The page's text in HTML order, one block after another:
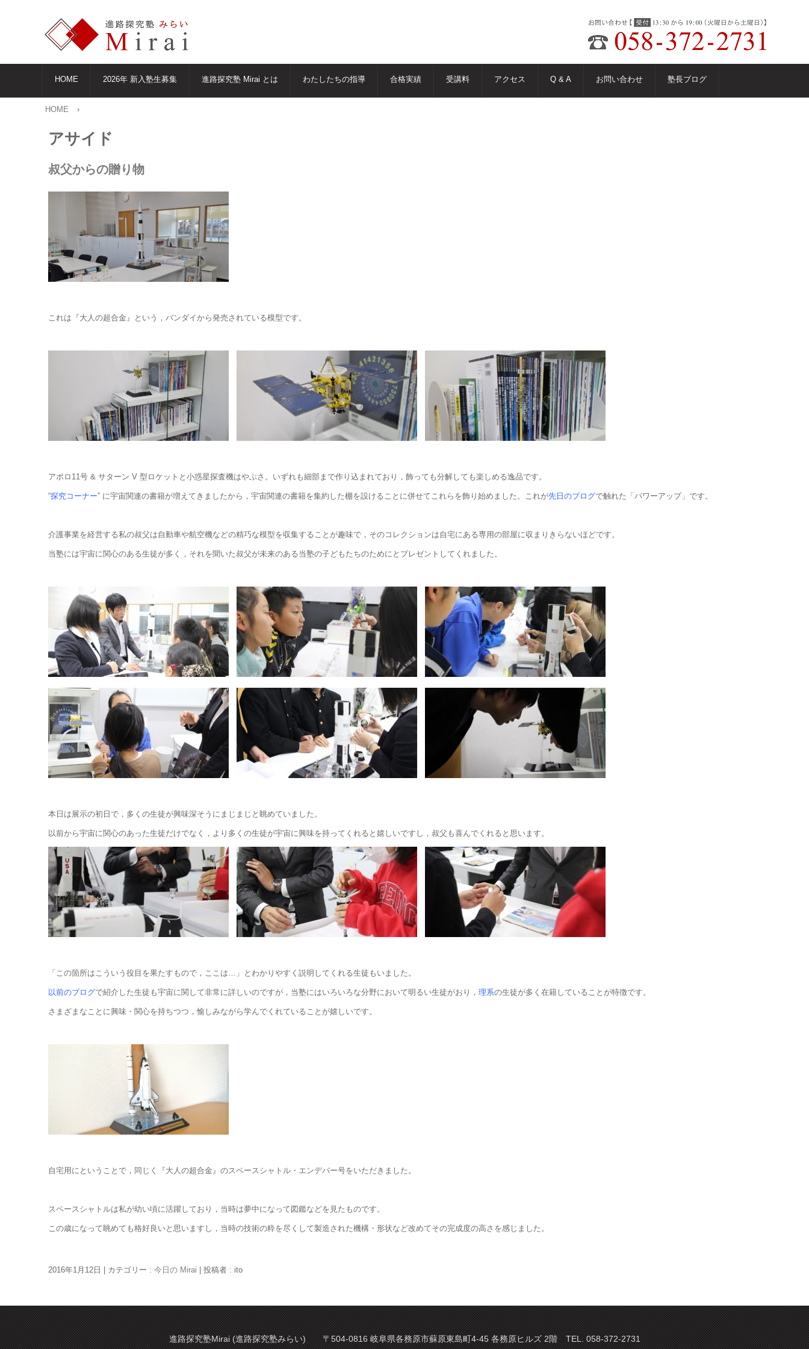
HOME 2026年 新入塾生募集 進路探究塾 Mirai とは わたしたちの指導 合格実績 受講料 アクセス Q & A お問い合わせ 塾長ブログ
HOME ›
アサイド
叔父からの贈り物
これは『大人の超合金』という，バンダイから発売されている模型です。
アポロ11号 & サターン V 型ロケットと小惑星探査機はやぶさ。いずれも細部まで作り込まれており，飾っても分解しても楽しめる逸品です。
“探究コーナー” に宇宙関連の書籍が増えてきましたから，宇宙関連の書籍を集約した棚を設けることに併せてこれらを飾り始めました。これが先日のブログで触れた「パワーアップ」です。
介護事業を経営する私の叔父は自動車や航空機などの精巧な模型を収集することが趣味で，そのコレクションは自宅にある専用の部屋に収まりきらないほどです。
当塾には宇宙に関心のある生徒が多く，それを聞いた叔父が未来のある当塾の子どもたちのためにとプレゼントしてくれました。
本日は展示の初日で，多くの生徒が興味深そうにまじまじと眺めていました。
以前から宇宙に関心のあった生徒だけでなく，より多くの生徒が宇宙に興味を持ってくれると嬉しいですし，叔父も喜んでくれると思います。
「この箇所はこういう役目を果たすもので，ここは…」とわかりやすく説明してくれる生徒もいました。
以前のブログで紹介した生徒も宇宙に関して非常に詳しいのですが，当塾にはいろいろな分野において明るい生徒がおり， 理系の生徒が多く在籍していることが特徴です。
さまざまなことに興味・関心を持ちつつ，愉しみながら学んでくれていることが嬉しいです。
自宅用にということで，同じく『大人の超合金』のスペースシャトル・エンデバー号をいただきました。
スペースシャトルは私が幼い頃に活躍しており，当時は夢中になって図鑑などを見たものです。
この歳になって眺めても格好良いと思いますし，当時の技術の粋を尽くして製造された機構・形状など改めてその完成度の高さを感じました。
2016年1月12日 | カテゴリー : 今日の Mirai | 投稿者 : ito
進路探究塾Mirai (進路探究塾みらい) 〒504-0816 岐阜県各務原市蘇原東島町4-45 各務原ヒルズ 2階 TEL. 058-372-2731